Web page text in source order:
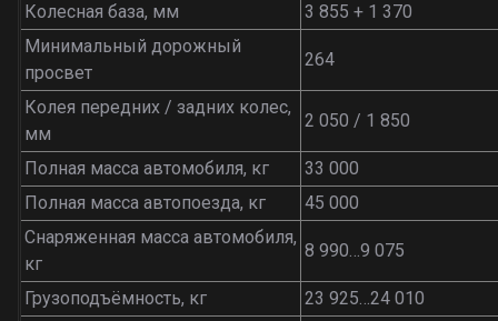
Колесная база, мм
3 855 + 1 370
Минимальный дорожный
просвет
264
Колея передних / задних колес,
мм
2 050 / 1 850
Полная масса автомобиля, кг
33 000
Полная масса автопоезда, кг
45 000
Снаряженная масса автомобиля,
кг
8 990…9 075
Грузоподъёмность, кг 23 925…24 010